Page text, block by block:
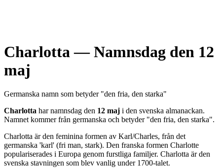
Charlotta — Namnsdag den 12
maj
Germanska namn som betyder "den fria, den starka"
Charlotta har namnsdag den 12 maj i den svenska almanackan.
Namnet kommer från germanska och betyder "den fria, den starka".
Charlotta är den feminina formen av Karl/Charles, från det
germanska 'karl' (fri man, stark). Den franska formen Charlotte
populariserades i Europa genom furstliga familjer. Charlotta är den
svenska stavningen som blev vanlig under 1700-talet.